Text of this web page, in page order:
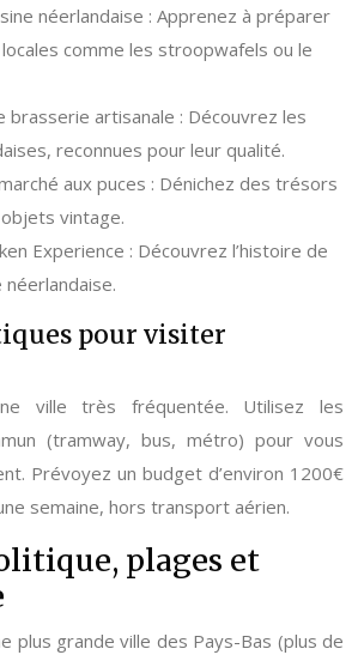
néerlandaise : Apprenez à préparer
comme les stroopwafels ou le
brasserie artisanale : Découvrez les
reconnues pour leur qualité.
aux puces : Dénichez des trésors
vintage.
Experience : Découvrez l’histoire de
pour visiter
ville très fréquentée. Utilisez les
(tramway, bus, métro) pour vous
Prévoyez un budget d’environ 1200€
semaine, hors transport aérien.
plages et
plus grande ville des Pays-Bas (plus de